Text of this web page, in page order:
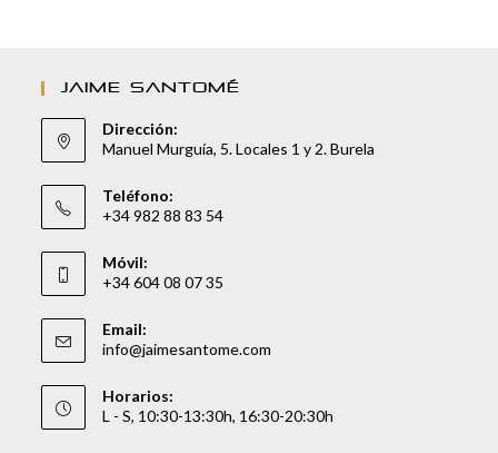
JAIME SANTOMÉ
Dirección:
Manuel Murguía, 5. Locales 1 y 2. Burela
Teléfono:
+34 982 88 83 54
Móvil:
+34 604 08 07 35
Email:
info@jaimesantome.com
Horarios:
L - S, 10:30-13:30h, 16:30-20:30h